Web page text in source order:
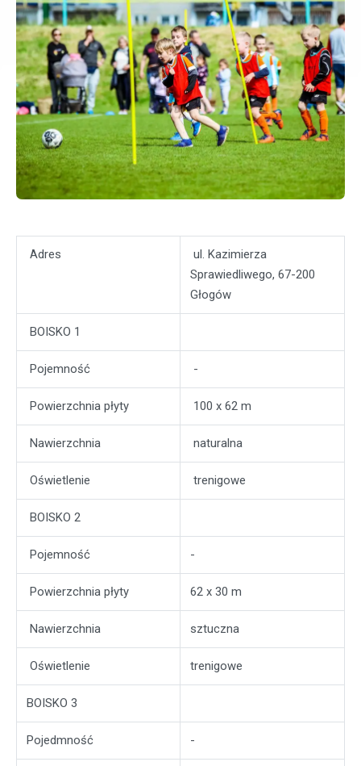
Adres
ul. Kazimierza
Sprawiedliwego, 67-200
Głogów
BOISKO 1
Pojemność -
Powierzchnia płyty 100 x 62 m
Nawierzchnia naturalna
Oświetlenie trenigowe
BOISKO 2
Pojemność -
Powierzchnia płyty 62 x 30 m
Nawierzchnia sztuczna
Oświetlenie trenigowe
BOISKO 3
Pojedmność -